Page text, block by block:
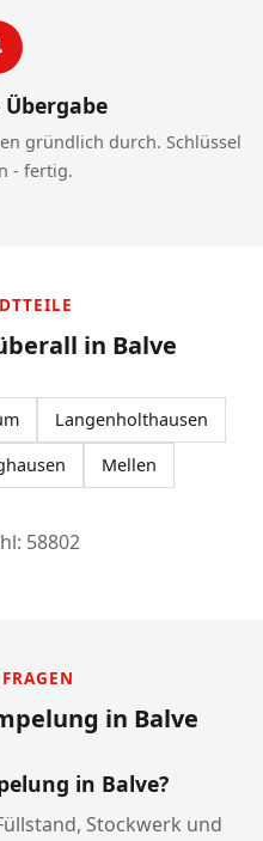
gründlich durch. Schlüssel
- fertig.
in Balve
Langenholthausen
Mellen
58802
in Balve
in Balve?
Stockwerk und